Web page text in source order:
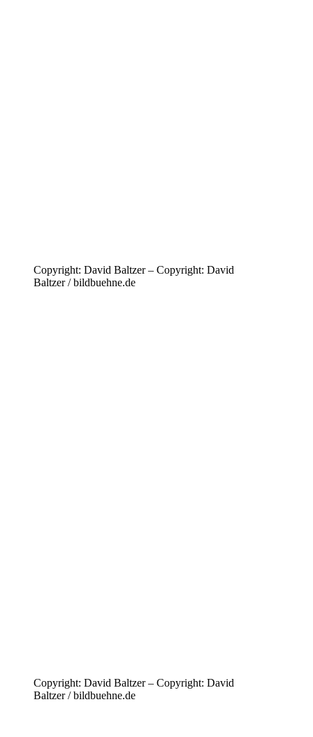
Copyright: David Baltzer – Copyright: David
Baltzer / bildbuehne.de
Copyright: David Baltzer – Copyright: David
Baltzer / bildbuehne.de